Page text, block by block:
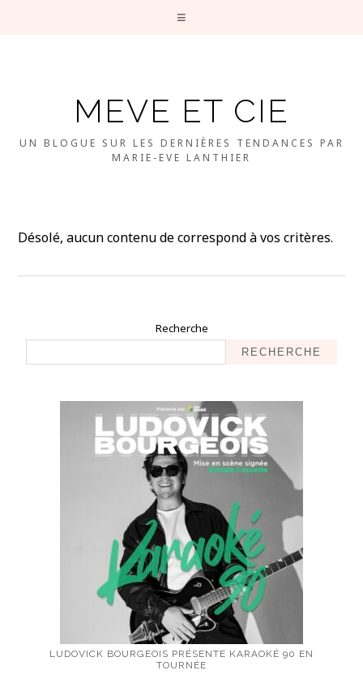
MEVE ET CIE
UN BLOGUE SUR LES DERNIÈRES TENDANCES PAR
MARIE-EVE LANTHIER
Désolé, aucun contenu de correspond à vos critères.
Recherche
RECHERCHE
LUDOVICK BOURGEOIS PRÉSENTE KARAOKÉ 90 EN
TOURNÉE